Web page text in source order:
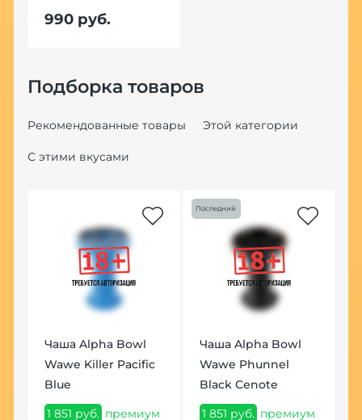
990 руб.
Подборка товаров
Рекомендованные товары Этой категории
С этими вкусами
Чаша Alpha Bowl
Wawe Killer Pacific
Blue
1 851 руб. премиум
Последний
Чаша Alpha Bowl
Wawe Phunnel
Black Cenote
1 851 руб. премиум